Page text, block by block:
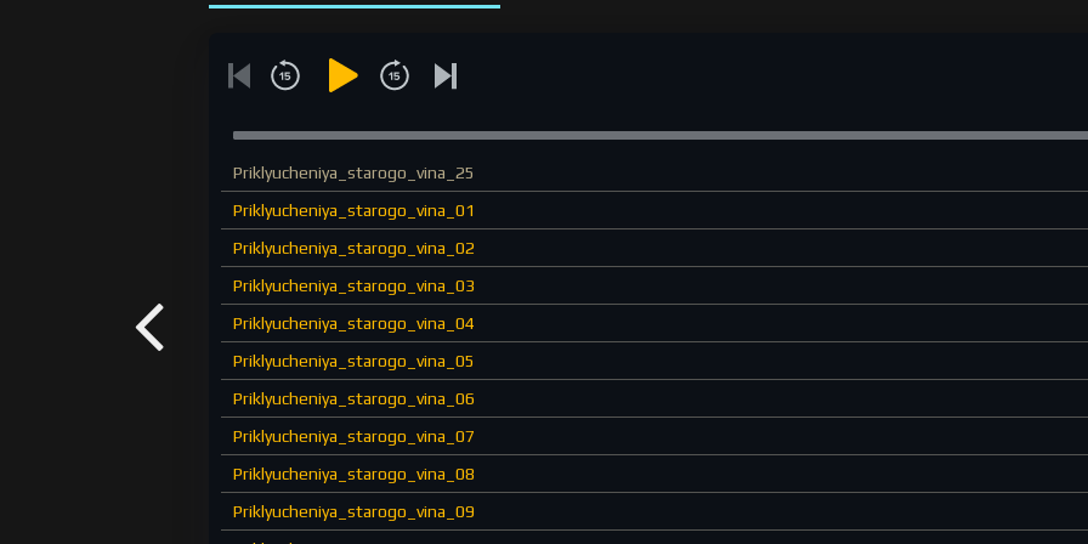
Priklyucheniya_starogo_vina_25
Priklyucheniya_starogo_vina_01
Priklyucheniya_starogo_vina_02
Priklyucheniya_starogo_vina_03
Priklyucheniya_starogo_vina_04
Priklyucheniya_starogo_vina_05
Priklyucheniya_starogo_vina_06
Priklyucheniya_starogo_vina_07
Priklyucheniya_starogo_vina_08
Priklyucheniya_starogo_vina_09